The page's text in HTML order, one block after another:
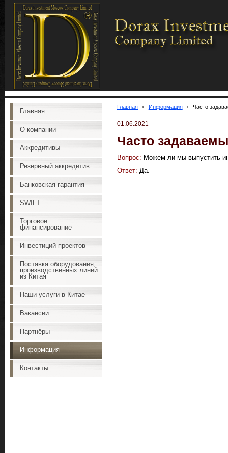
Главная
О компании
Аккредитивы
Резервный аккредитив
Банковская гарантия
SWIFT
Торговое
финансирование
Инвестиций проектов
Поставка оборудования,
производственных линий
из Китая
Наши услуги в Китае
Вакансии
Партнёры
Информация
Контакты
Главная › Информация › Часто
01.06.2021
Часто
Вопрос: Можем ли мы выпустить
Ответ: Да.